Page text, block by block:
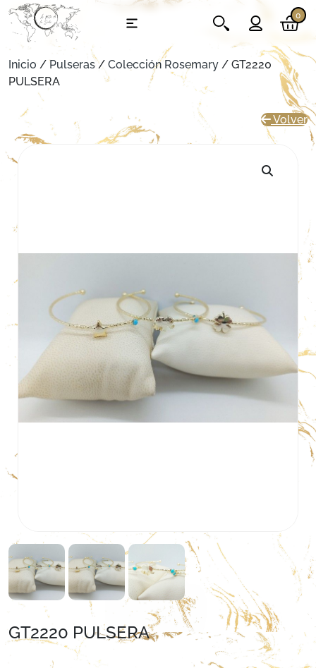
0
Inicio / Pulseras/ Colección Rosemary / GT2220
PULSERA
Volver
GT2220 PULSERA